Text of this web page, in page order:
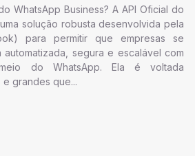
WhatsApp Business? A API Oficial do
solução robusta desenvolvida pela
para permitir que empresas se
automatizada, segura e escalável com
do WhatsApp. Ela é voltada
grandes que...